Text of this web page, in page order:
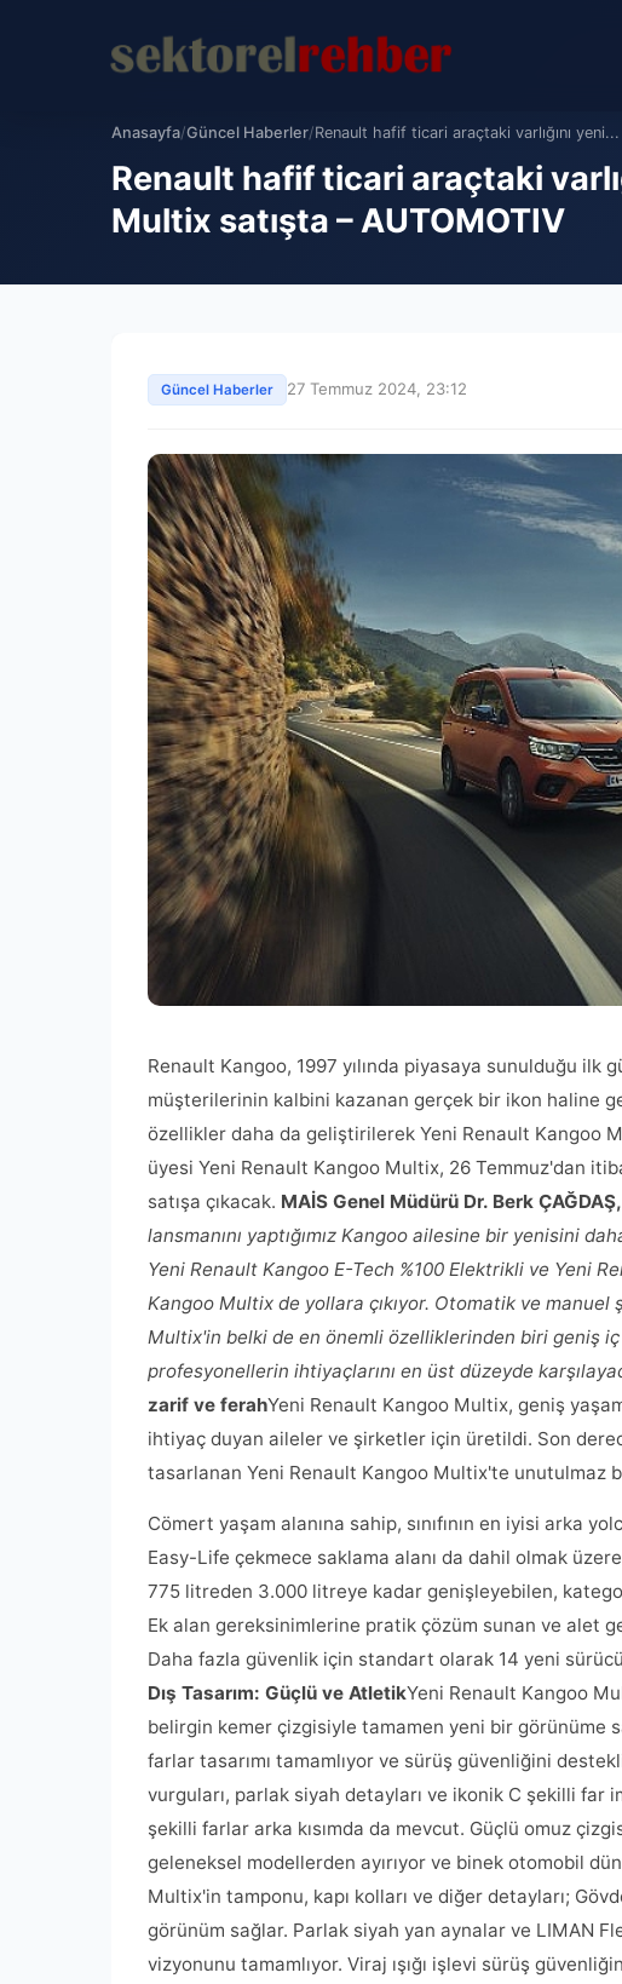
Anasayfa/Güncel Haberler/Renault hafif ticari araçtaki varlığını yeni...
Renault hafif ticari araçtaki
Multix satışta – AUTOMOTIV
Güncel Haberler 27 Temmuz 2024, 23:12
Renault Kangoo, 1997 yılında piyasaya sunulduğu ilk
müşterilerinin kalbini kazanan gerçek bir ikon haline
özellikler daha da geliştirilerek Yeni Renault Kangoo
üyesi Yeni Renault Kangoo Multix, 26 Temmuz'dan
satışa çıkacak. MAİS Genel Müdürü Dr. Berk ÇAĞDAŞ,
lansmanını yaptığımız Kangoo ailesine bir yenisini
Yeni Renault Kangoo E-Tech %100 Elektrikli ve Yeni
Kangoo Multix de yollara çıkıyor. Otomatik ve
Multix'in belki de en önemli özelliklerinden biri geniş
profesyonellerin ihtiyaçlarını en üst düzeyde
zarif ve ferahYeni Renault Kangoo Multix, geniş
ihtiyaç duyan aileler ve şirketler için üretildi. Son
tasarlanan Yeni Renault Kangoo Multix'te unutulmaz
Cömert yaşam alanına sahip, sınıfının en iyisi arka
Easy-Life çekmece saklama alanı da dahil olmak
775 litreden 3.000 litreye kadar genişleyebilen,
Ek alan gereksinimlerine pratik çözüm sunan ve alet
Daha fazla güvenlik için standart olarak 14 yeni
Dış Tasarım: Güçlü ve AtletikYeni Renault Kangoo
belirgin kemer çizgisiyle tamamen yeni bir görünüme
farlar tasarımı tamamlıyor ve sürüş güvenliğini
vurguları, parlak siyah detayları ve ikonik C şekilli far
şekilli farlar arka kısımda da mevcut. Güçlü omuz
geleneksel modellerden ayırıyor ve binek otomobil
Multix'in tamponu, kapı kolları ve diğer detayları;
görünüm sağlar. Parlak siyah yan aynalar ve LIMAN
vizyonunu tamamlıyor. Viraj ışığı işlevi sürüş